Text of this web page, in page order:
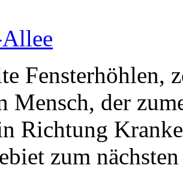
Fensterhöhlen,
Mensch, der
Richtung
zum